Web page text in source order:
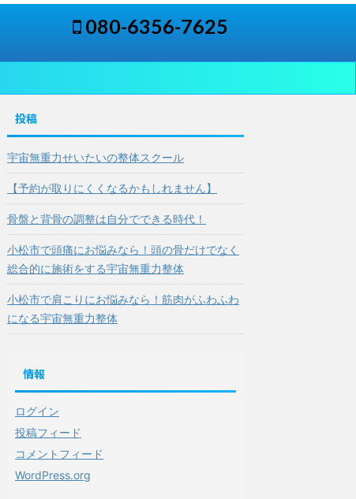
080-6356-7625
投稿
宇宙無重力せいたいの整体スクール
【予約が取りにくくなるかもしれません】
骨盤と背骨の調整は自分でできる時代！
小松市で頭痛にお悩みなら！頭の骨だけでなく
総合的に施術をする宇宙無重力整体
小松市で肩こりにお悩みなら！筋肉がふわふわ
になる宇宙無重力整体
情報
ログイン
投稿フィード
コメントフィード
WordPress.org